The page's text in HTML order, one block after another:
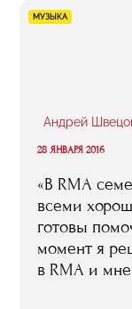
бояться
лучше
процессы,
среде,
такие гуру,
Зельфира
Церетели и
МУЗЫКА
Андрей
28 ЯНВАРЯ 2016
«В RMA
всеми
готовы
момент я
в RMA и мне